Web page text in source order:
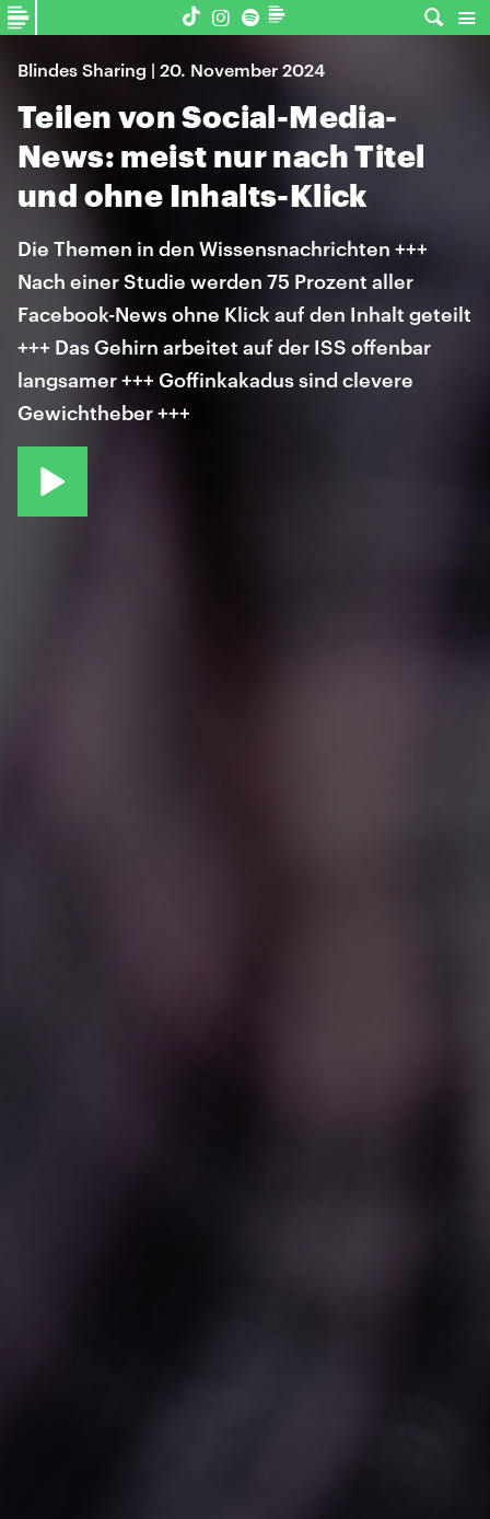
Blindes Sharing | 20. November 2024
Teilen von Social-Media-
News: meist nur nach Titel
und ohne Inhalts-Klick
Die Themen in den Wissensnachrichten +++
Nach einer Studie werden 75 Prozent aller
Facebook-News ohne Klick auf den Inhalt geteilt
+++ Das Gehirn arbeitet auf der ISS offenbar
langsamer +++ Goffinkakadus sind clevere
Gewichtheber +++